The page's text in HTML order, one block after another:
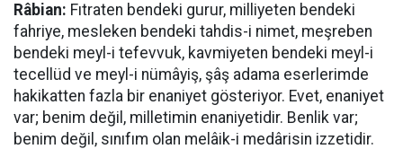
Râbian: Fıtraten bendeki gurur, milliyeten bendeki
fahriye, mesleken bendeki tahdis-i nimet, meşreben
bendeki meyl-i tefevvuk, kavmiyeten bendeki meyl-i
tecellüd ve meyl-i nümâyiş, şâş adama eserlerimde
hakikatten fazla bir enaniyet gösteriyor. Evet, enaniyet
var; benim değil, milletimin enaniyetidir. Benlik var;
benim değil, sınıfım olan melâik-i medârisin izzetidir.